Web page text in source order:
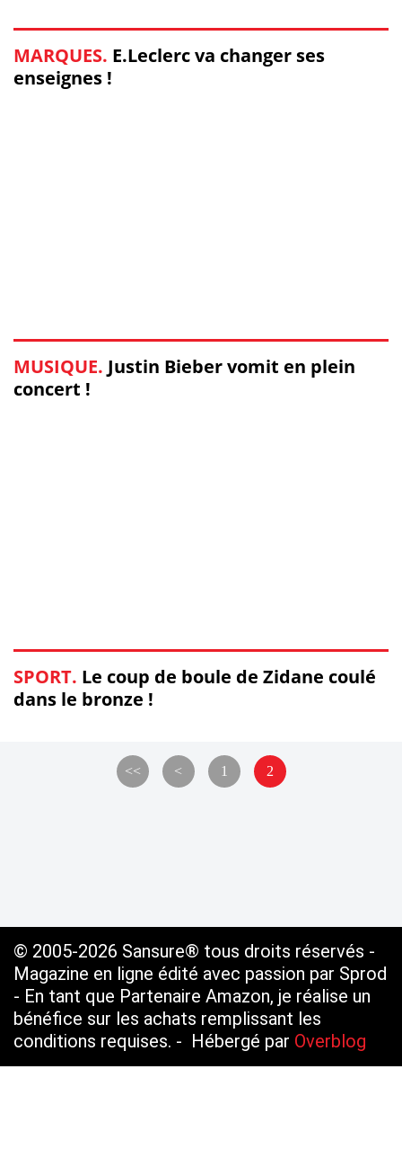
MARQUES. E.Leclerc va changer ses
enseignes !
MUSIQUE. Justin Bieber vomit en plein
concert !
SPORT. Le coup de boule de Zidane coulé
dans le bronze !
<< < 1 2
© 2005-2026 Sansure® tous droits réservés -
Magazine en ligne édité avec passion par Sprod
- En tant que Partenaire Amazon, je réalise un
bénéfice sur les achats remplissant les
conditions requises. - Hébergé par Overblog